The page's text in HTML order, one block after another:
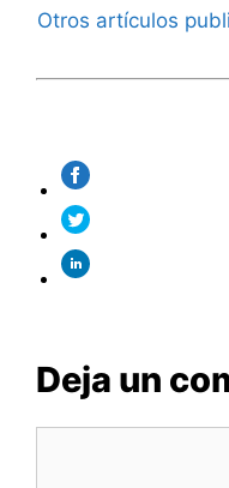
Otros artículos
Deja un